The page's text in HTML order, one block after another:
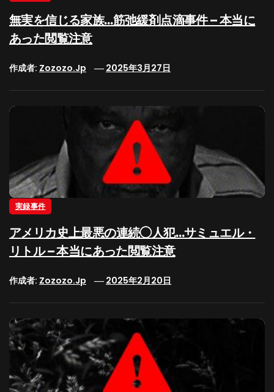
無実を信じる家族…筋弛緩剤点滴事件 – 本当に
あった閲覧注意
作成者: Zozozo.jp 2025年3月27日
実録事件
アメリカ史上最悪の連続◯人犯…サミュエル・
リトル – 本当にあった閲覧注意
作成者: Zozozo.jp 2025年2月20日